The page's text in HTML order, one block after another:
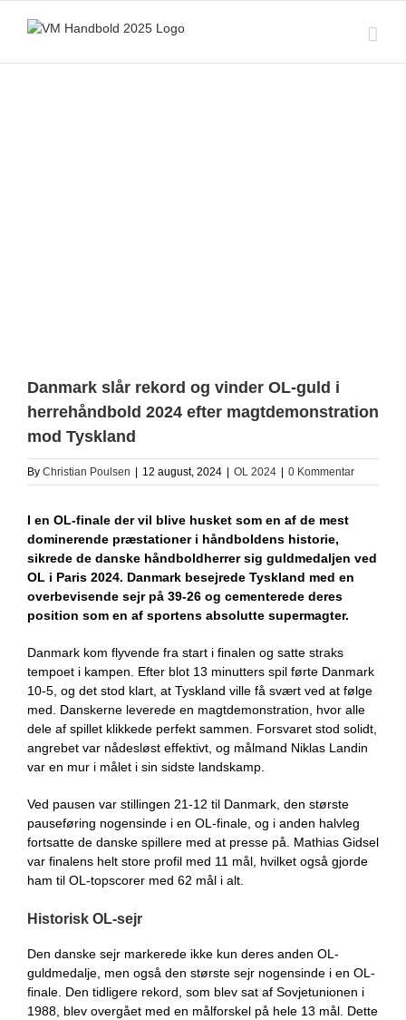
Danmark slår rekord og vinder OL-guld i
herrehåndbold 2024 efter magtdemonstration
mod Tyskland
By Christian Poulsen 12 august, 2024 OL 2024 0 Kommentar
I en OL-finale der vil blive husket som en af de mest
dominerende præstationer i håndboldens historie,
sikrede de danske håndboldherrer sig guldmedaljen ved
OL i Paris 2024. Danmark besejrede Tyskland med en
overbevisende sejr på 39-26 og cementerede deres
position som en af sportens absolutte supermagter.
Danmark kom flyvende fra start i finalen og satte straks
tempoet i kampen. Efter blot 13 minutters spil førte Danmark
10-5, og det stod klart, at Tyskland ville få svært ved at følge
med. Danskerne leverede en magtdemonstration, hvor alle
dele af spillet klikkede perfekt sammen. Forsvaret stod solidt,
angrebet var nådesløst effektivt, og målmand Niklas Landin
var en mur i målet i sin sidste landskamp.
Ved pausen var stillingen 21-12 til Danmark, den største
pauseføring nogensinde i en OL-finale, og i anden halvleg
fortsatte de danske spillere med at presse på. Mathias Gidsel
var finalens helt store profil med 11 mål, hvilket også gjorde
ham til OL-topscorer med 62 mål i alt.
Historisk OL-sejr
Den danske sejr markerede ikke kun deres anden OL-
guldmedalje, men også den største sejr nogensinde i en OL-
finale. Den tidligere rekord, som blev sat af Sovjetunionen i
1988, blev overgået med en målforskel på hele 13 mål. Dette